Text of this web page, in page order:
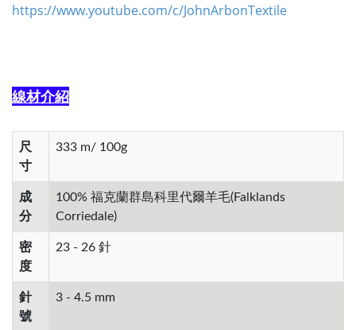
https://www.youtube.com/c/JohnArbonTextile
線材介紹
尺
寸
333 m/ 100g
成
分
100% 福克蘭群島科里代爾羊毛(Falklands
Corriedale)
密
度
23 - 26 針
針
號
3 - 4.5 mm